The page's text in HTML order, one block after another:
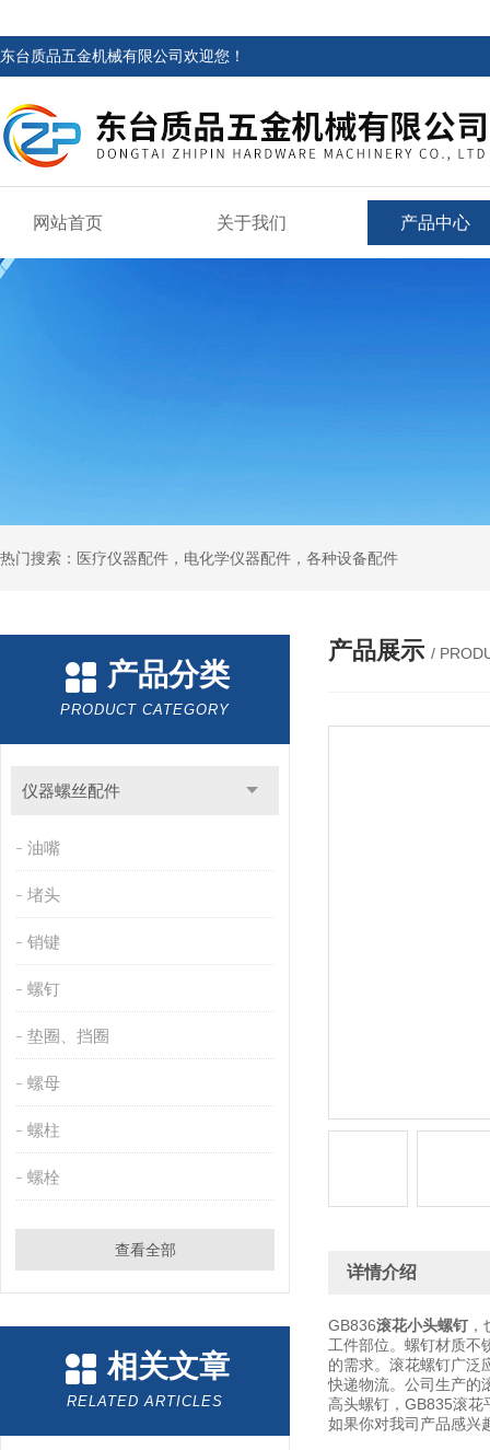
东台质品五金机械有限公司欢迎您！
网站首页 关于我们 产品中心
热门搜索：医疗仪器配件，电化学仪器配件，各种设备配件
产品分类
PRODUCT CATEGORY
仪器螺丝配件
油嘴
堵头
销键
螺钉
垫圈、挡圈
螺母
螺柱
螺栓
查看全部
相关文章
RELATED ARTICLES
产品展示 /
详情介绍
GB836滚花小头螺钉
工件部位。螺钉材质不
的需求。滚花螺钉广泛
快递物流。公司生产的
高头螺钉，GB835滚花
如果你对我司产品感兴